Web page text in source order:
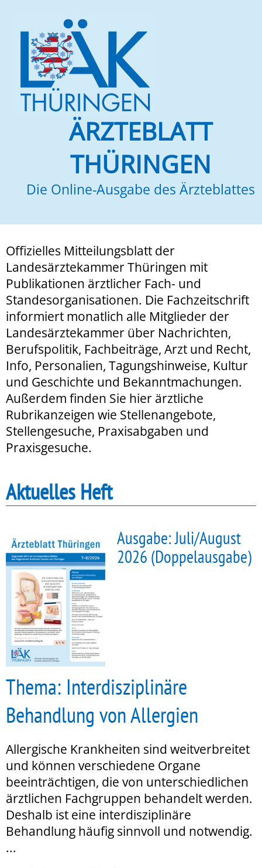
ÄRZTEBLATT
THÜRINGEN
Die Online-Ausgabe des Ärzteblattes
Offizielles Mitteilungsblatt der
Landesärztekammer Thüringen mit
Publikationen ärztlicher Fach- und
Standesorganisationen. Die Fachzeitschrift
informiert monatlich alle Mitglieder der
Landesärztekammer über Nachrichten,
Berufspolitik, Fachbeiträge, Arzt und Recht,
Info, Personalien, Tagungshinweise, Kultur
und Geschichte und Bekanntmachungen.
Außerdem finden Sie hier ärztliche
Rubrikanzeigen wie Stellenangebote,
Stellengesuche, Praxisabgaben und
Praxisgesuche.
Aktuelles Heft
Ausgabe: Juli/August
2026 (Doppelausgabe)
Thema: Interdisziplinäre
Behandlung von Allergien
Allergische Krankheiten sind weitverbreitet
und können verschiedene Organe
beeinträchtigen, die von unterschiedlichen
ärztlichen Fachgruppen behandelt werden.
Deshalb ist eine interdisziplinäre
Behandlung häufig sinnvoll und notwendig.
...